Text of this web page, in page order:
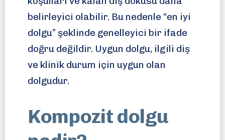
belirleyici olabilir. Bu nedenle “en iyi
dolgu” şeklinde genelleyici bir ifade
doğru değildir. Uygun dolgu, ilgili diş
ve klinik durum için uygun olan
dolgudur.
Kompozit dolgu